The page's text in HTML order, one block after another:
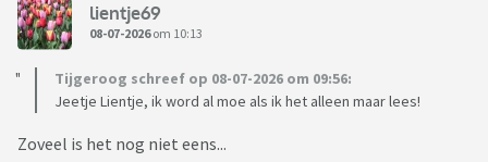
lientje69
08-07-2026om 10:13
Tijgeroog schreef op 08-07-2026 om 09:56:
Jeetje Lientje, ik word al moe als ik het alleen maar lees!
Zoveel is het nog niet eens...